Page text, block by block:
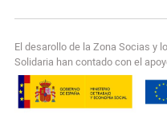
El desarollo de la Zona Socias y
Solidaria han contado con el